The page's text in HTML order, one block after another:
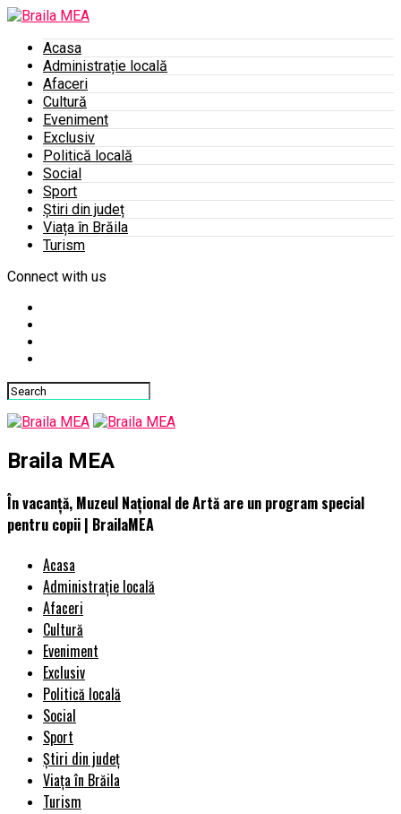
Acasa
Administrație locală
Afaceri
Cultură
Eveniment
Exclusiv
Politică locală
Social
Sport
Știri din județ
Viața în Brăila
Turism
Connect with us
Braila MEA
În vacanţă, Muzeul Naţional de Artă are un program special
pentru copii | BrailaMEA
Acasa
Administrație locală
Afaceri
Cultură
Eveniment
Exclusiv
Politică locală
Social
Sport
Știri din județ
Viața în Brăila
Turism